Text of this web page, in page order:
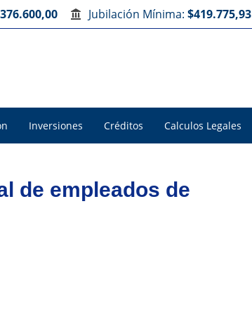
Jubilación Mínima: $419.775,93
Inversiones Créditos Calculos Legales
de empleados de